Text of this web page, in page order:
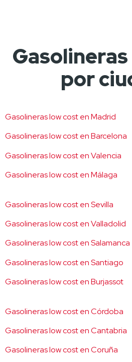
por
Gasolineras low cost en Madrid
Gasolineras low cost en Barcelona
Gasolineras low cost en Valencia
Gasolineras low cost en Málaga
Gasolineras low cost en Sevilla
Gasolineras low cost en Valladolid
Gasolineras low cost en Salamanca
Gasolineras low cost en Santiago
Gasolineras low cost en Burjassot
Gasolineras low cost en Córdoba
Gasolineras low cost en Cantabria
Gasolineras low cost en Coruña